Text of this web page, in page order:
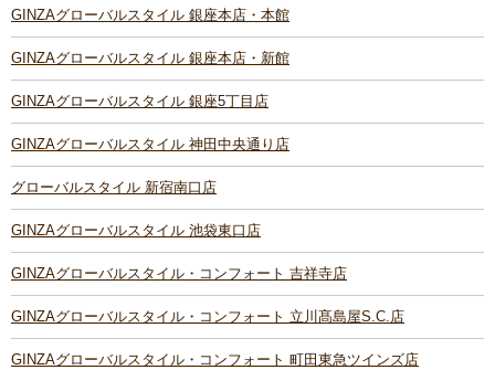
GINZAグローバルスタイル 銀座本店・本館
GINZAグローバルスタイル 銀座本店・新館
GINZAグローバルスタイル 銀座5丁目店
GINZAグローバルスタイル 神田中央通り店
グローバルスタイル 新宿南口店
GINZAグローバルスタイル 池袋東口店
GINZAグローバルスタイル・コンフォート 吉祥寺店
GINZAグローバルスタイル・コンフォート 立川髙島屋S.C.店
GINZAグローバルスタイル・コンフォート 町田東急ツインズ店